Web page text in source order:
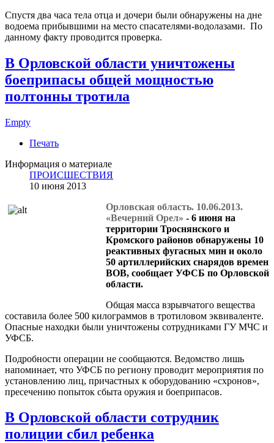
Спустя два часа тела отца и дочери были обнаружены на дне
водоема прибывшими на место спасателями-водолазами. По
данному факту проводится проверка.
В Орловской области уничтожены
боеприпасы общей мощностью
полтонны тротила
Empty
Печать
Информация о материале
ПРОИСШЕСТВИЯ
10 июня 2013
Орловская область. 10.06.2013.
«Вечерний Орел» - 6 июня на
территории Троснянского и
Кромского районов обнаружены 10
реактивных фугасных мин и около
50 артиллерийских снарядов времен
ВОВ, сообщает УФСБ по Орловской
области.
Общая масса взрывчатого вещества
составила более 500 килограммов в тротиловом эквиваленте.
Опасные находки были уничтожены сотрудниками ГУ МЧС и
УФСБ.
Подробности операции не сообщаются. Ведомство лишь
напоминает, что УФСБ по региону проводит мероприятия по
установлению лиц, причастных к оборудованию «схронов»,
пресечению попыток сбыта оружия и боеприпасов.
В Орловской области сотрудник
полиции сбил ребенка